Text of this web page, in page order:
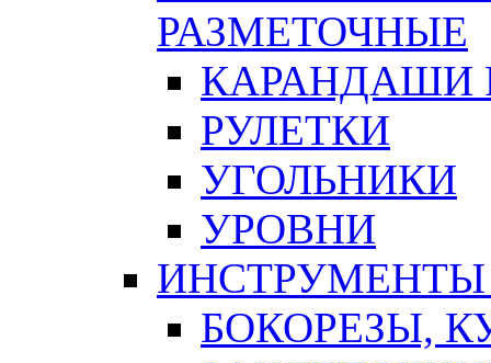
РАЗМЕТОЧНЫЕ
КАРАНДАШИ
РУЛЕТКИ
УГОЛЬНИКИ
УРОВНИ
БОКОРЕЗЫ,